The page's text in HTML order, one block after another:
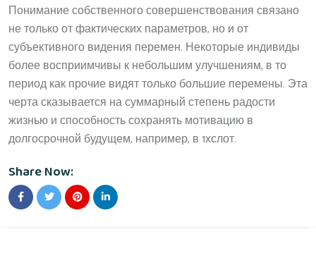
Понимание собственного совершенствования связано
не только от фактических параметров, но и от
субъективного видения перемен. Некоторые индивиды
более восприимчивы к небольшим улучшениям, в то
период как прочие видят только большие перемены. Эта
черта сказывается на суммарный степень радости
жизнью и способность сохранять мотивацию в
долгосрочной будущем, например, в 1хслот.
Share Now: